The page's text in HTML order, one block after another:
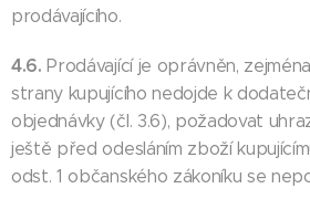
prodávajícího.
4.6.Prodávající je oprávněn,
strany kupujícího nedojde k
objednávky (čl. 3.6), požadovat
ještě před odesláním zboží
odst. 1 občanského zákoníku se